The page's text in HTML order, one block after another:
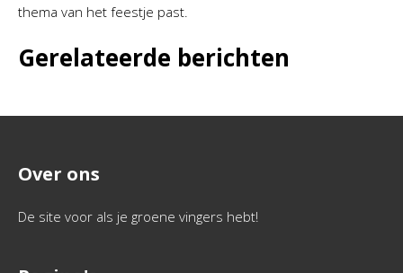
thema van het feestje past.
Gerelateerde berichten
Over ons
De site voor als je groene vingers hebt!